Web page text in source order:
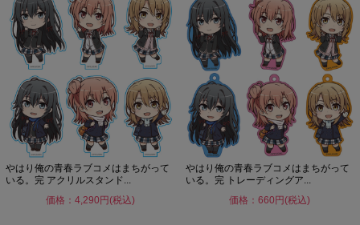
やはり俺の青春ラブコメはまちがって
いる。完 アクリルスタンド...
価格：4,290円(税込)
やはり俺の青春ラブコメはまちがって
いる。完 トレーディングア...
価格：660円(税込)